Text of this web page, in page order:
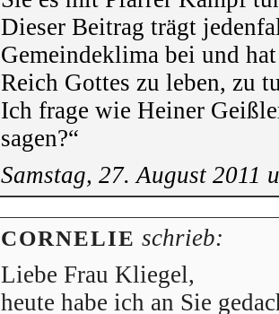
Dieser Beitrag trägt
Gemeindeklima bei und
Reich Gottes zu leben, zu
Ich frage wie Heiner
sagen?“
Samstag, 27. August 2011
CORNELIE schrieb:
Liebe Frau Kliegel,
heute habe ich an Sie